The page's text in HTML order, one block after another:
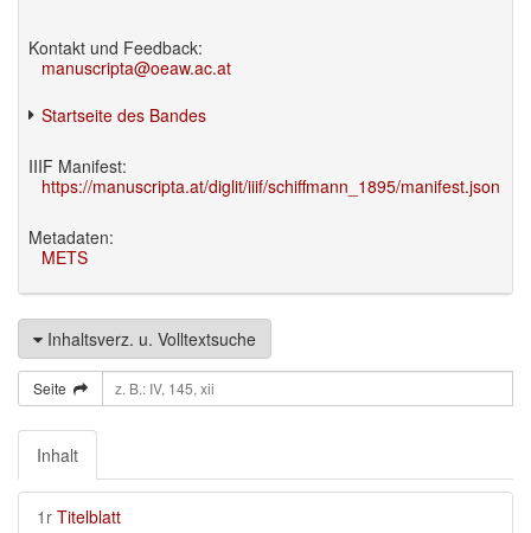
Kontakt und Feedback:
manuscripta@oeaw.ac.at
Startseite des Bandes
IIIF Manifest:
https://manuscripta.at/diglit/iiif/schiffmann_1895/manifest.json
Metadaten:
METS
Inhaltsverz. u. Volltextsuche
Seite
Inhalt
1r Titelblatt